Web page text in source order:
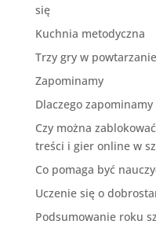
się
Kuchnia metodyczna
Trzy gry w
Zapominamy
Dlaczego
Czy można
treści i gier online w
Co pomaga być
Uczenie się o
Podsumowanie roku